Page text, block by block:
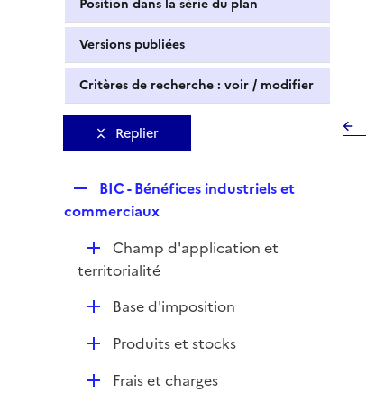
Position dans la série du plan
Versions publiées
Critères de recherche : voir / modifier
Replier
e
l
i
e
r
BIC - Bénéfices industriels et
commerciaux
D
é
Champ d'application et
territorialité
DBase d'imposition
DProduits et stocks
DFrais et charges